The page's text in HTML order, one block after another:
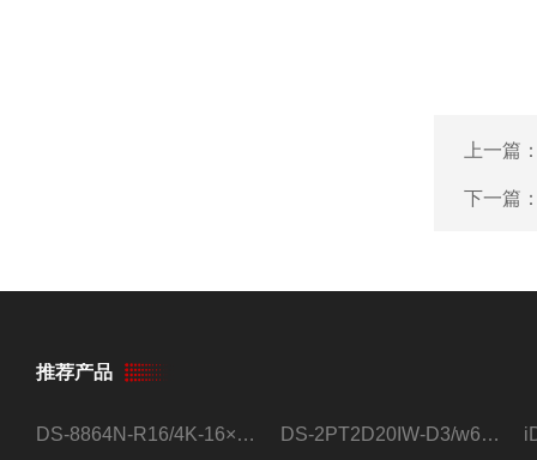
上一篇
下一篇
推荐产品
DS-8864N-R16/4K-16×4T/希捷16盘位录像机 DS-2PT2D20IW-D3/w64路高清硬盘录像机